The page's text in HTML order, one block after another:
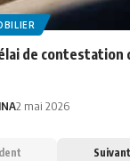
de contestation
2 mai 2026
Suivant